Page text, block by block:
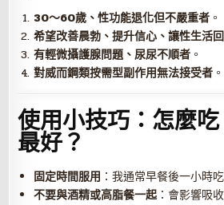
30～60歲、性功能退化但不嚴重者 。
希望改善晨勃、提升信心、讓性生活
有輕微攝護腺問題、尿尿不順者 。
對威而鋼類按需型副作用無法接受者 。
使用小技巧：怎麼
最好？
固定時間服用 ：我通常早餐後一小時
不要與酒精或高脂餐一起：會影響吸收